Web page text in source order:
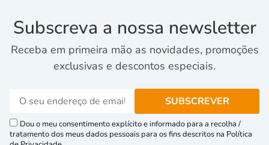
Subscreva a nossa newsletter
Receba em primeira mão as novidades, promoções
exclusivas e descontos especiais.
Dou o meu consentimento explícito e informado para a recolha /
tratamento dos meus dados pessoais para os fins descritos na Política